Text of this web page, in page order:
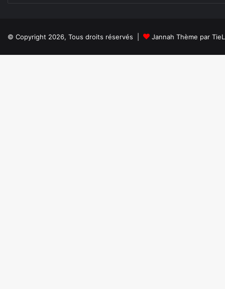
© Copyright 2026, Tous droits réservés | Jannah Thème par